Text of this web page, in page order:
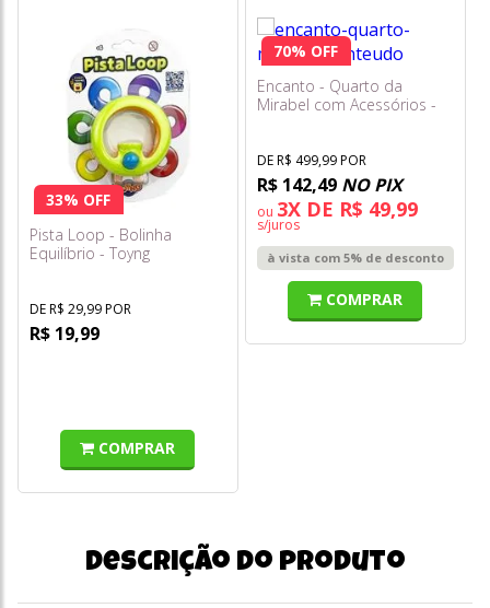
33% OFF
Pista Loop - Bolinha
Equilíbrio - Toyng
DE R$ 29,99 POR
R$ 19,99
COMPRAR
70% OFF
Encanto - Quarto da
Mirabel com Acessórios -
DE R$ 499,99 POR
R$ 142,49 NO PIX
ou 3X DE R$ 49,99
s/juros
à vista com 5% de desconto
COMPRAR
Descrição do produto